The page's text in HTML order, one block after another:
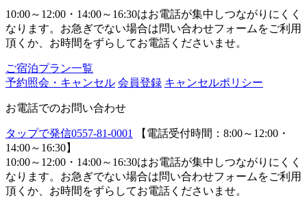
10:00～12:00・14:00～16:30はお電話が集中しつながりにくく
なります。お急ぎでない場合は問い合わせフォームをご利用
頂くか、お時間をずらしてお電話くださいませ。
ご宿泊プラン一覧
予約照会・キャンセル 会員登録 キャンセルポリシー
お電話でのお問い合わせ
タップで発信0557-81-0001
【電話受付時間：8:00～12:00・
14:00～16:30】
10:00～12:00・14:00～16:30はお電話が集中しつながりにくく
なります。お急ぎでない場合は問い合わせフォームをご利用
頂くか、お時間をずらしてお電話くださいませ。